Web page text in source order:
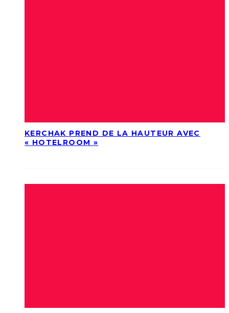
KERCHAK PREND DE LA HAUTEUR AVEC
« HOTELROOM »